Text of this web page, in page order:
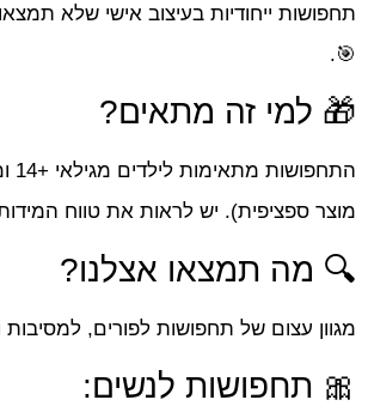
תחפושות ייחודיות בעיצוב אישי שלא
🎯.
🎁 למי זה מתאים?
מוצר ספציפית). יש לראות את טווח
🔍 מה תמצאו אצלנו?
מגוון עצום של תחפושות לפורים, למסיבות
🎀 תחפושות לנשים: